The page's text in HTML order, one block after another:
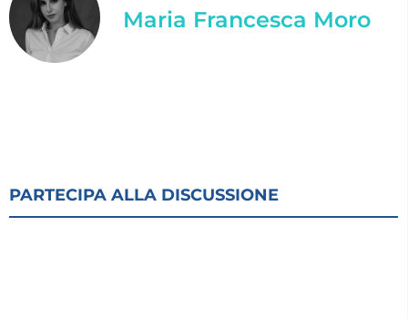
Maria Francesca Moro
PARTECIPA ALLA DISCUSSIONE